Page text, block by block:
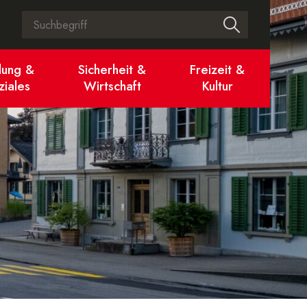
Suchbegriff
Suche
&
Sicherheit &
Wirtschaft
Freizeit &
Kultur